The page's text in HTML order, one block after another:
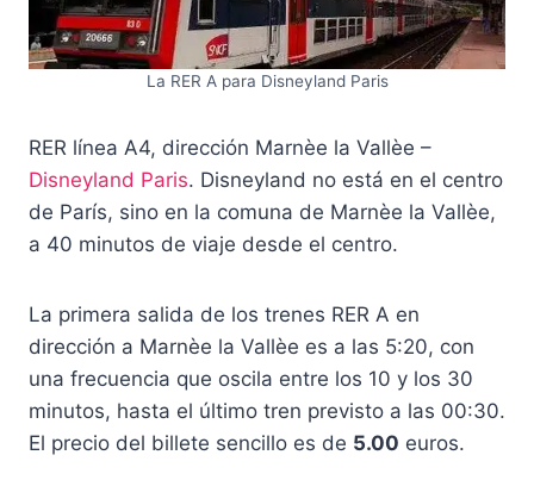
La RER A para Disneyland Paris
RER línea A4, dirección Marnèe la Vallèe –
Disneyland Paris. Disneyland no está en el centro
de París, sino en la comuna de Marnèe la Vallèe,
a 40 minutos de viaje desde el centro.
La primera salida de los trenes RER A en
dirección a Marnèe la Vallèe es a las 5:20, con
una frecuencia que oscila entre los 10 y los 30
minutos, hasta el último tren previsto a las 00:30.
El precio del billete sencillo es de 5.00 euros.